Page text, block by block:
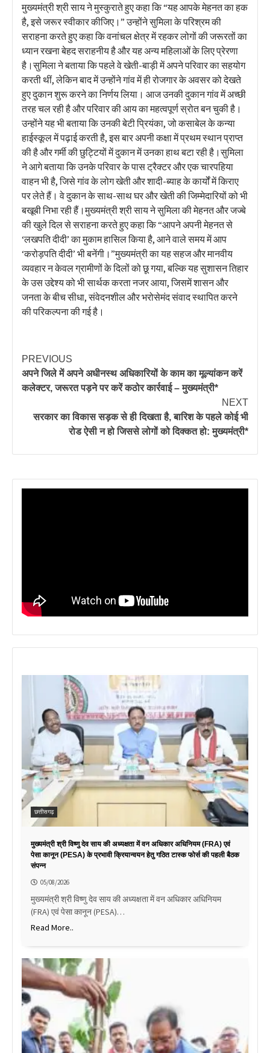
मुख्यमंत्री श्री साय ने मुस्कुराते हुए कहा कि “यह आपके मेहनत का हक
है, इसे जरूर स्वीकार कीजिए।” उन्होंने सुमिला के परिश्रम की
सराहना करते हुए कहा कि वनांचल क्षेत्र में रहकर लोगों की जरूरतों का
ध्यान रखना बेहद सराहनीय है और यह अन्य महिलाओं के लिए प्रेरणा
है।सुमिला ने बताया कि पहले वे खेती-बाड़ी में अपने परिवार का सहयोग
करती थीं, लेकिन बाद में उन्होंने गांव में ही रोजगार के अवसर को देखते
हुए दुकान शुरू करने का निर्णय लिया। आज उनकी दुकान गांव में अच्छी
तरह चल रही है और परिवार की आय का महत्वपूर्ण स्रोत बन चुकी है।
उन्होंने यह भी बताया कि उनकी बेटी प्रियंका, जो कसाबेल के कन्या
हाईस्कूल में पढ़ाई करती है, इस बार अपनी कक्षा में प्रथम स्थान प्राप्त
की है और गर्मी की छुट्टियों में दुकान में उनका हाथ बटा रही है।सुमिला
ने आगे बताया कि उनके परिवार के पास ट्रैक्टर और एक चारपहिया
वाहन भी है, जिसे गांव के लोग खेती और शादी-ब्याह के कार्यों में किराए
पर लेते हैं। वे दुकान के साथ-साथ घर और खेती की जिम्मेदारियों को भी
बखूबी निभा रही हैं।मुख्यमंत्री श्री साय ने सुमिला की मेहनत और जज्बे
की खुले दिल से सराहना करते हुए कहा कि “आपने अपनी मेहनत से
‘लखपति दीदी’ का मुकाम हासिल किया है, आने वाले समय में आप
‘करोड़पति दीदी’ भी बनेंगी।”मुख्यमंत्री का यह सहज और मानवीय
व्यवहार न केवल ग्रामीणों के दिलों को छू गया, बल्कि यह सुशासन तिहार
के उस उद्देश्य को भी सार्थक करता नजर आया, जिसमें शासन और
जनता के बीच सीधा, संवेदनशील और भरोसेमंद संवाद स्थापित करने
की परिकल्पना की गई है।
PREVIOUS
अपने जिले में अपने अधीनस्थ अधिकारियों के काम का मूल्यांकन करें
कलेक्टर, जरूरत पड़ने पर करें कठोर कार्रवाई – मुख्यमंत्री*
NEXT
सरकार का विकास सड़क से ही दिखता है, बारिश के पहले कोई भी
रोड ऐसी न हो जिससे लोगों को दिक्कत हो: मुख्यमंत्री*
छत्तीसगढ़
मुख्यमंत्री श्री विष्णु देव साय की अध्यक्षता में वन अधिकार अधिनियम (FRA) एवं
पेसा कानून (PESA) के प्रभावी क्रियान्वयन हेतु गठित टास्क फोर्स की पहली बैठक
संपन्न
05/08/2026
मुख्यमंत्री श्री विष्णु देव साय की अध्यक्षता में वन अधिकार अधिनियम
(FRA) एवं पेसा कानून (PESA)…
Read More..